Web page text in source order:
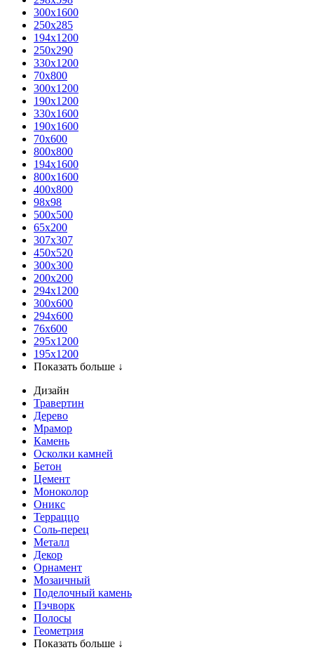
300x1600
250x285
194x1200
250x290
330x1200
70x800
300x1200
190x1200
330x1600
190x1600
70x600
800x800
194x1600
800x1600
400х800
98x98
500x500
65x200
307x307
450x520
300x300
200x200
294x1200
300x600
294x600
76х600
295х1200
195х1200
Показать больше ↓
Дизайн
Травертин
Дерево
Мрамор
Камень
Осколки камней
Бетон
Цемент
Моноколор
Оникс
Терраццо
Соль-перец
Металл
Декор
Орнамент
Мозаичный
Поделочный камень
Пэчворк
Полосы
Геометрия
Показать больше ↓